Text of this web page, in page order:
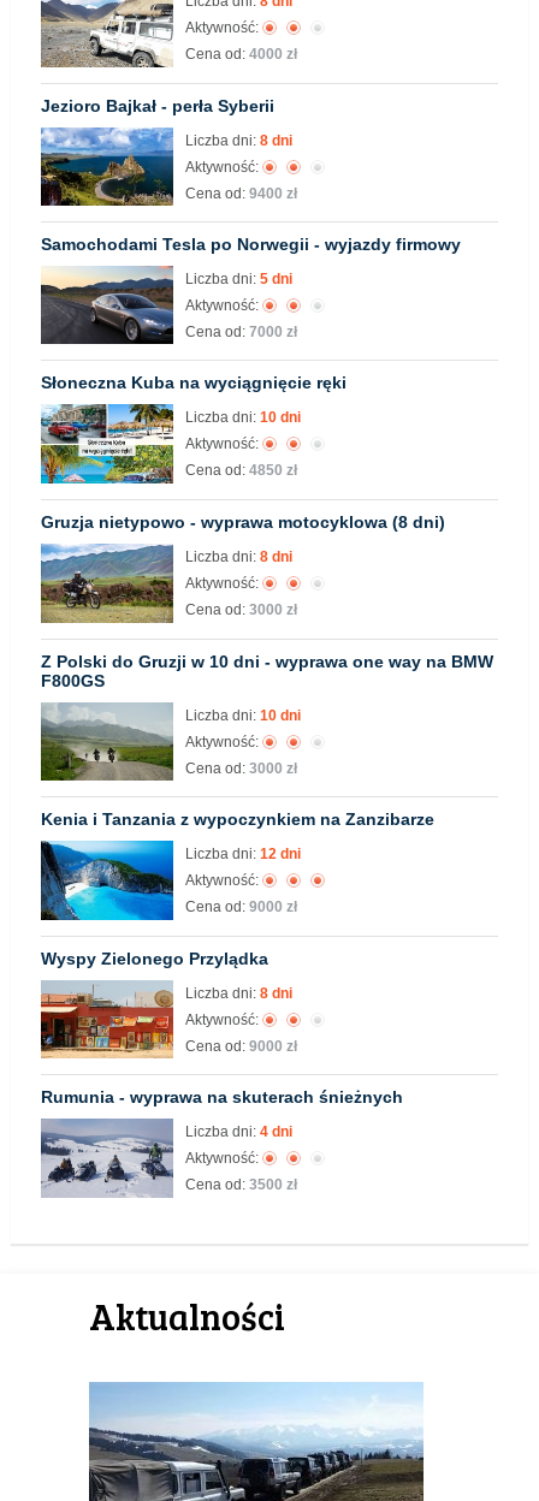
Aktywność:
Cena od: 4000 zł
Jezioro Bajkał - perła Syberii
Liczba dni: 8 dni
Aktywność:
Cena od: 9400 zł
Samochodami Tesla po Norwegii - wyjazdy firmowy
Liczba dni: 5 dni
Aktywność:
Cena od: 7000 zł
Słoneczna Kuba na wyciągnięcie ręki
Liczba dni: 10 dni
Aktywność:
Cena od: 4850 zł
Gruzja nietypowo - wyprawa motocyklowa (8 dni)
Liczba dni: 8 dni
Aktywność:
Cena od: 3000 zł
Z Polski do Gruzji w 10 dni - wyprawa one way na BMW
F800GS
Liczba dni: 10 dni
Aktywność:
Cena od: 3000 zł
Kenia i Tanzania z wypoczynkiem na Zanzibarze
Liczba dni: 12 dni
Aktywność:
Cena od: 9000 zł
Wyspy Zielonego Przylądka
Liczba dni: 8 dni
Aktywność:
Cena od: 9000 zł
Rumunia - wyprawa na skuterach śnieżnych
Liczba dni: 4 dni
Aktywność:
Cena od: 3500 zł
Aktualności